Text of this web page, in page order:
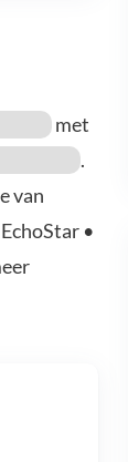
met
.
van
•